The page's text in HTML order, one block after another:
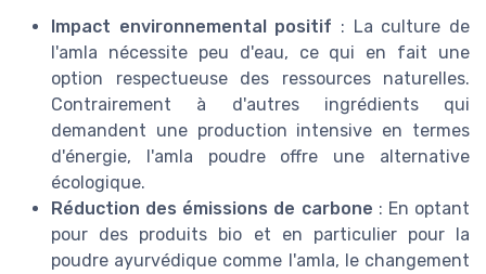
Impact environnemental positif : La culture de
l'amla nécessite peu d'eau, ce qui en fait une
option respectueuse des ressources naturelles.
Contrairement à d'autres ingrédients qui
demandent une production intensive en termes
d'énergie, l'amla poudre offre une alternative
écologique.
Réduction des émissions de carbone : En optant
pour des produits bio et en particulier pour la
poudre ayurvédique comme l'amla, le changement